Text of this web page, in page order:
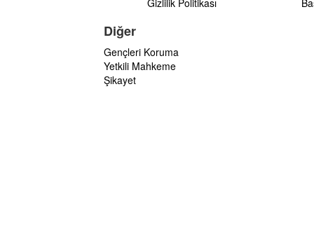
Gizlilik Politikası
Diğer
Gençleri Koruma
Yetkili Mahkeme
Şikayet